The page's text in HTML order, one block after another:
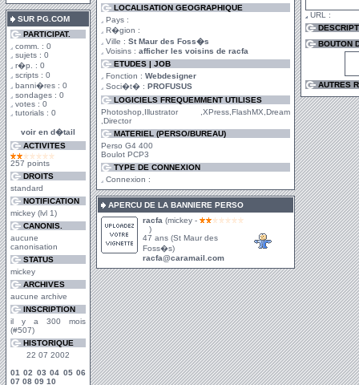
SUR PG.COM
PARTICIPAT.
comm. : 0
sujets : 0
r�p. : 0
scripts : 0
banni�res : 0
sondages : 0
votes : 0
tutorials : 0
voir en d�tail
ACTIVITES
257 points
DROITS
standard
NOTIFICATION
mickey (lvl 1)
CANONIS.
aucune
canonisation
STATUS
mickey
ARCHIVES
aucune archive
INSCRIPTION
il y a 300 mois
(#507)
HISTORIQUE
22 07 2002
01 02 03 04 05 06
07 08 09 10
LOCALISATION GEOGRAPHIQUE
Pays :
R�gion :
Ville : St Maur des Foss�s
Voisins : afficher les voisins de racfa
ETUDES | JOB
Fonction : Webdesigner
Soci�t� : PROFUSUS
LOGICIELS FREQUEMMENT UTILISES
Photoshop,Illustrator ,XPress,FlashMX,Dream
,Director
MATERIEL (PERSO/BUREAU)
Perso G4 400
Boulot PCP3
TYPE DE CONNEXION
Connexion :
APERCU DE LA BANNIERE PERSO
racfa (mickey -
)
47 ans (St Maur des
Foss�s)
racfa@caramail.com
URL :
BOUTON
AUTRES